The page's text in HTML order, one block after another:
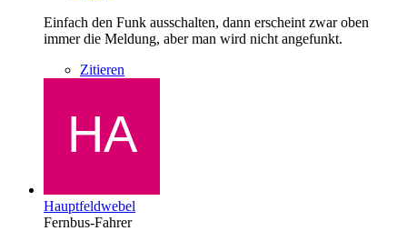
Einfach den Funk ausschalten, dann erscheint zwar oben
immer die Meldung, aber man wird nicht angefunkt.
Zitieren
Hauptfeldwebel
Fernbus-Fahrer